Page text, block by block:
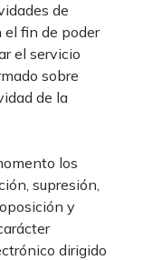
de
el fin de poder
el servicio
sobre
de la
los
supresión,
y
dirigido